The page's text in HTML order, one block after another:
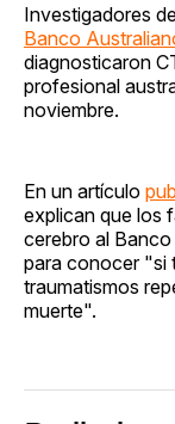
Investigadores
Banco
diagnosticaron
profesional
noviembre.
En un artículo
explican que los
cerebro al
para conocer "si
traumatismos
muerte".